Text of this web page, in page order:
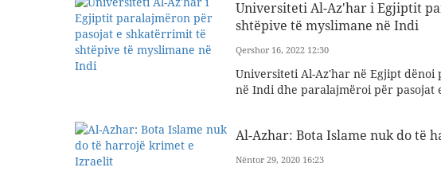
Universiteti Al-Az'har i Egjiptit
shtëpive të myslimane në Indi
Qershor 16, 2022 12:30
Universiteti Al-Az'har në Egjipt
në Indi dhe paralajmëroi për pasojat
Al-Azhar: Bota Islame nuk do të
Nëntor 29, 2020 16:23